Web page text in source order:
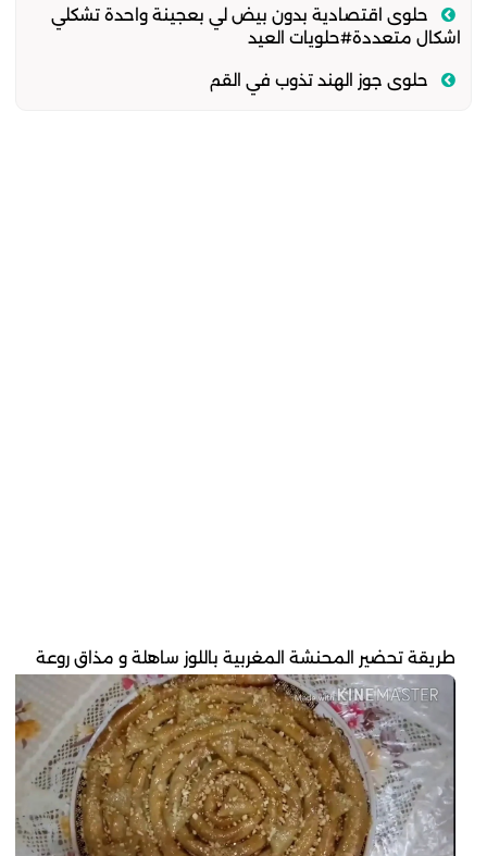
حلوى اقتصادية بدون بيض لي بعجينة واحدة تشكلي
اشكال متعددة#حلويات العيد
حلوى جوز الهند تذوب في القم
طريقة تحضير المحنشة المغربية باللوز ساهلة و مذاق روعة